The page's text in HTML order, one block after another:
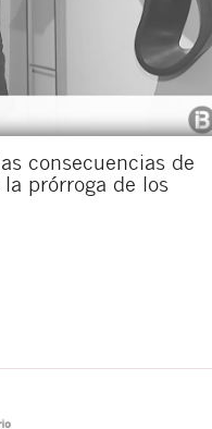
consecuencias de
prórroga de los